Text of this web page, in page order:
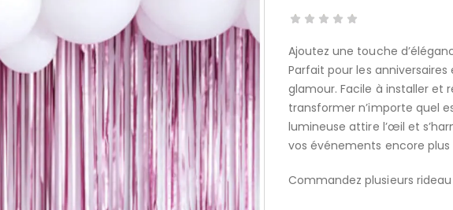
Ajoutez une touche
Parfait pour les
glamour. Facile à installer et
transformer n’importe quel
lumineuse attire l’œil et
vos événements encore
Commandez plusieurs